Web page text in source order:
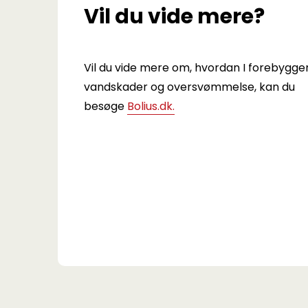
Vil du vide mere?
Vil du vide mere om, hvordan I
vandskader og oversvømmelse, kan du
besøge Bolius.dk.